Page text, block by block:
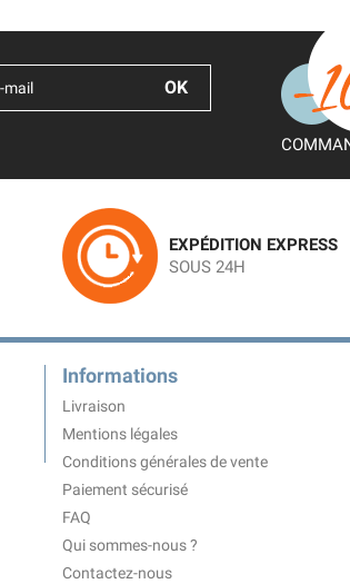
EXPÉDITION EXPRESS
SOUS 24H
Informations
Livraison
Mentions légales
Conditions générales de vente
Paiement sécurisé
FAQ
Qui sommes-nous ?
Contactez-nous